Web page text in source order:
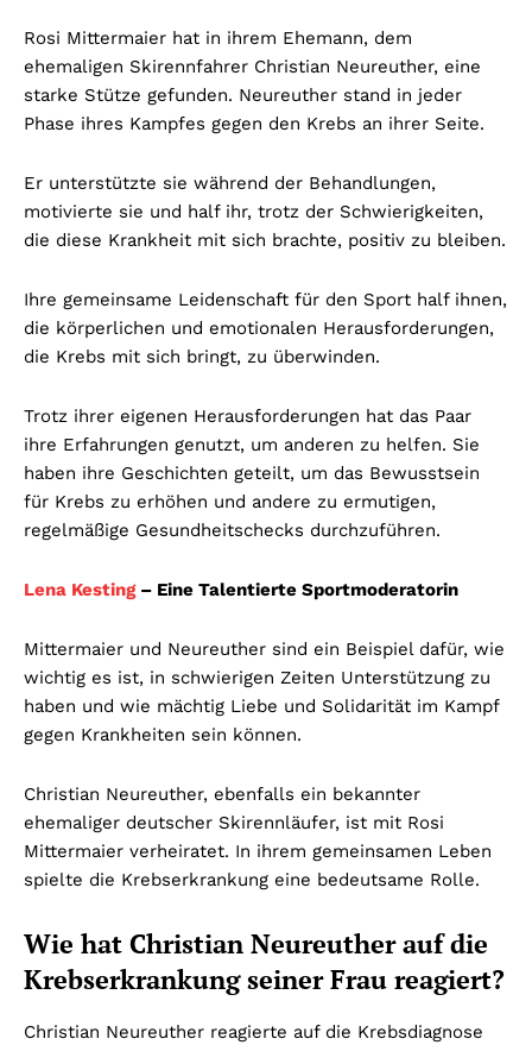
Rosi Mittermaier hat in ihrem Ehemann, dem
ehemaligen Skirennfahrer Christian Neureuther, eine
starke Stütze gefunden. Neureuther stand in jeder
Phase ihres Kampfes gegen den Krebs an ihrer Seite.
Er unterstützte sie während der Behandlungen,
motivierte sie und half ihr, trotz der Schwierigkeiten,
die diese Krankheit mit sich brachte, positiv zu bleiben.
Ihre gemeinsame Leidenschaft für den Sport half ihnen,
die körperlichen und emotionalen Herausforderungen,
die Krebs mit sich bringt, zu überwinden.
Trotz ihrer eigenen Herausforderungen hat das Paar
ihre Erfahrungen genutzt, um anderen zu helfen. Sie
haben ihre Geschichten geteilt, um das Bewusstsein
für Krebs zu erhöhen und andere zu ermutigen,
regelmäßige Gesundheitschecks durchzuführen.
Lena Kesting– Eine Talentierte Sportmoderatorin
Mittermaier und Neureuther sind ein Beispiel dafür, wie
wichtig es ist, in schwierigen Zeiten Unterstützung zu
haben und wie mächtig Liebe und Solidarität im Kampf
gegen Krankheiten sein können.
Christian Neureuther, ebenfalls ein bekannter
ehemaliger deutscher Skirennläufer, ist mit Rosi
Mittermaier verheiratet. In ihrem gemeinsamen Leben
spielte die Krebserkrankung eine bedeutsame Rolle.
Wie hat Christian Neureuther auf die
Krebserkrankung seiner Frau reagiert?
Christian Neureuther reagierte auf die Krebsdiagnose